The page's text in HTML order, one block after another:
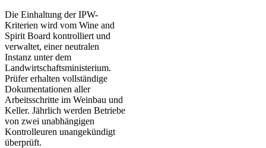
Die Einhaltung der IPW-
Kriterien wird vom Wine and
Spirit Board kontrolliert und
verwaltet, einer neutralen
Instanz unter dem
Landwirtschaftsministerium.
Prüfer erhalten vollständige
Dokumentationen aller
Arbeitsschritte im Weinbau und
Keller. Jährlich werden Betriebe
von zwei unabhängigen
Kontrolleuren unangekündigt
überprüft.